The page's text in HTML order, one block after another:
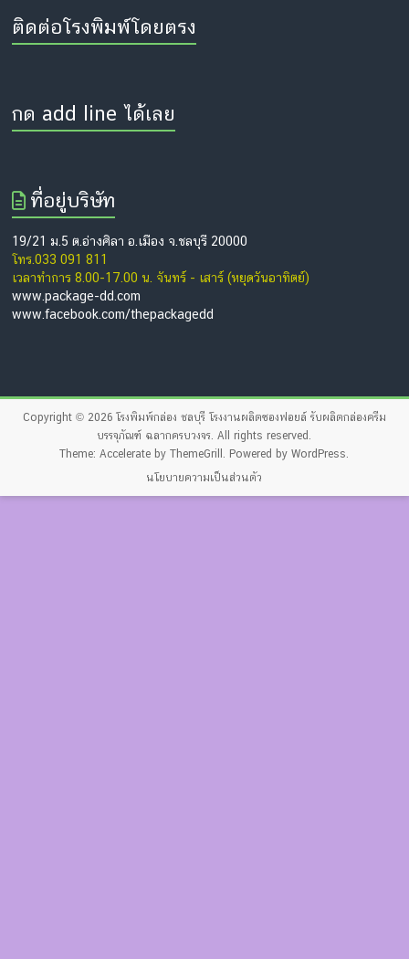
ติดต่อโรงพิมพ์โดยตรง
กด add line ได้เลย
ที่อยู่บริษัท
19/21 ม.5 ต.อ่างศิลา อ.เมือง จ.ชลบุรี 20000
โทร.033 091 811
เวลาทำการ 8.00-17.00 น. จันทร์ - เสาร์ (หยุดวันอาทิตย์)
www.package-dd.com
www.facebook.com/thepackagedd
Copyright © 2026 โรงพิมพ์กล่อง ชลบุรี โรงงานผลิตซองฟอยล์ รับผลิตกล่องครีม
บรรจุภัณฑ์ ฉลากครบวงจร . All rights reserved.
Theme:Accelerate by ThemeGrill. Powered byWordPress
นโยบายความเป็นส่วนตัว